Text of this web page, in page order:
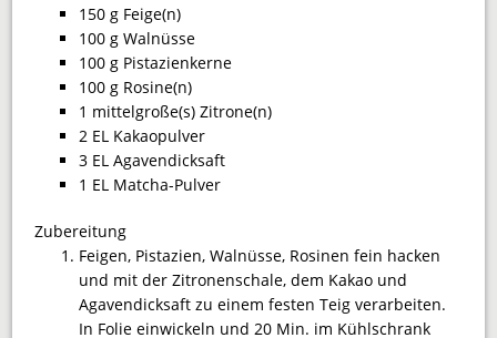
150 g Feige(n)
100 g Walnüsse
100 g Pistazienkerne
100 g Rosine(n)
1 mittelgroße(s) Zitrone(n)
2 EL Kakaopulver
3 EL Agavendicksaft
1 EL Matcha-Pulver
Zubereitung
Feigen, Pistazien, Walnüsse, Rosinen fein hacken
und mit der Zitronenschale, dem Kakao und
Agavendicksaft zu einem festen Teig verarbeiten.
In Folie einwickeln und 20 Min. im Kühlschrank